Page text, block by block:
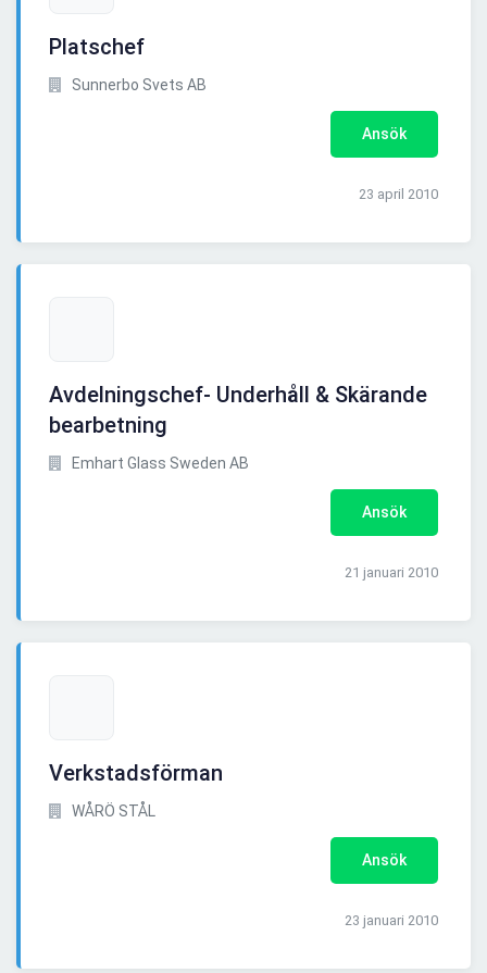
Platschef
Sunnerbo Svets AB
Ansök
23 april 2010
Avdelningschef- Underhåll & Skärande
bearbetning
Emhart Glass Sweden AB
Ansök
21 januari 2010
Verkstadsförman
WÅRÖ STÅL
Ansök
23 januari 2010